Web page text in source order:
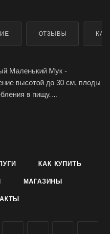
ОТЗЫВЫ
Маленький Мук -
высотой до 30 см, плоды
в пищу.
При правильном уходе
Маленький мук
КАК КУПИТЬ
МАГАЗИНЫ